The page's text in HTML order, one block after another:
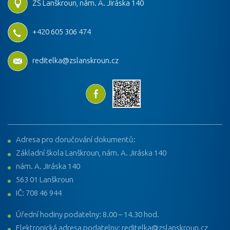
ZŠ Lanškroun, nám. A. Jiráska 140
+420 605 306 474
reditelka@zslanskroun.cz
Adresa pro doručování dokumentů:
Základní škola Lanškroun, nám. A. Jiráska 140
nám. A. Jiráska 140
563 01 Lanškroun
IČ: 708 46 944
Úřední hodiny podatelny: 8.00 – 14.30 hod.
Elektronická adresa podatelny: reditelka@zslanskroun.cz